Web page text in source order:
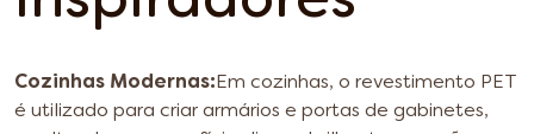
Cozinhas Modernas:Em cozinhas, o revestimento PET
é utilizado para criar armários e portas de gabinetes,